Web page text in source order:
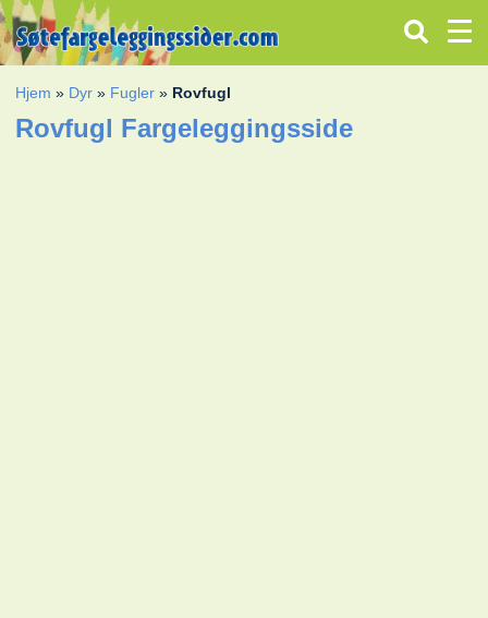
Hjem » Dyr » Fugler » Rovfugl
Rovfugl Fargeleggingsside